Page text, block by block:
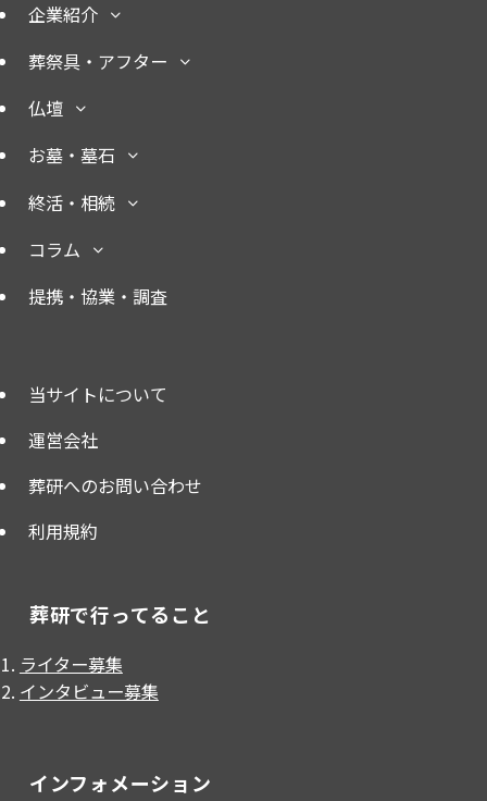
企業紹介
葬祭具・アフター
仏壇
お墓・墓石
終活・相続
コラム
提携・協業・調査
当サイトについて
運営会社
葬研へのお問い合わせ
利用規約
葬研で行ってること
ライター募集
インタビュー募集
インフォメーション